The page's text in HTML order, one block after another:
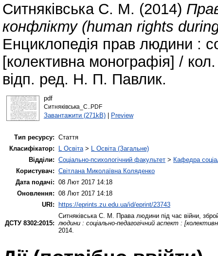
Ситняківська С. М. (2014)
конфлікту (human rights
Енциклопедія прав людини :
[колективна монографія] /
відп. ред. Н. П. Павлик.
pdf
Ситняківська_С..PDF
Завантажити (271kB)| Preview
Тип ресурсу: Стаття
Класифікатор:
L Освіта> L Освіта (Загальне)
Відділи: Соціально-психологічний факультет > Кафедра
Користувач: Світлана Миколаївна Коляденко
Дата подачі: 08 Лют 2017 14:18
Оновлення: 08 Лют 2017 14:18
URI:
https://eprints.zu.edu.ua/id/eprint/23743
ДСТУ 8302:2015:
Ситняківська С. М. Права людини під час війни,
людини : соціально-педагогічний аспект :
2014.